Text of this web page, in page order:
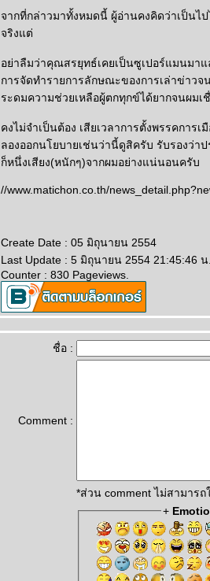
จากที่กล่าวมาทั้งหมดนี้ ผู้อ่านคงคิดว่าเป็นไ
จริงแต่
อย่าลืมว่าคุณสรยุทธ์เคยเป็นซูเปอร์แมนมา
การจัดทำรายการลักษณะของการเล่าข่าวจ
ระดมความช่วยเหลือผู้ตกทุกข์ได้ยากจนผม
คงไม่จำเป็นต้อง เสียเวลาการตั้งพรรคการ
ลองออกนโยบายเช่นว่านี้ดูสิครับ รับรองว่
ก็หนึ่งเสียง(หนักๆ)จากผมอย่างแน่นอนครับ
//www.matichon.co.th/
Create Date : 05 มิถุนายน 2554
Last Update : 5 มิถุนายน 2554 21:45:46 น.
Counter : 830 Pageviews.
ชื่อ :
Comment :
*ส่วน comment ไม่สามารถ
+